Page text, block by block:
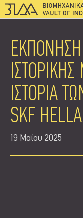
ΙΣΤΟΡΙΑ
SKF
19 Μαΐου 2025